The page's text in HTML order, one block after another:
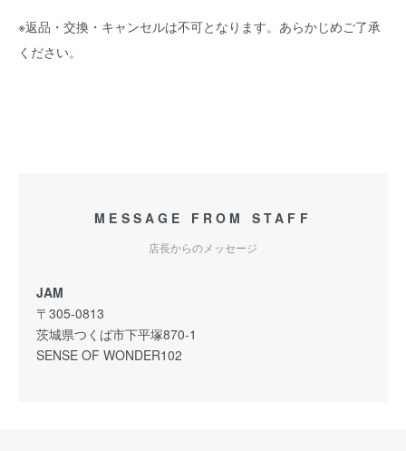
※返品・交換・キャンセルは不可となります。あらかじめご了承
ください。
MESSAGE FROM STAFF
店長からのメッセージ
JAM
〒305-0813
茨城県つくば市下平塚870-1
SENSE OF WONDER102